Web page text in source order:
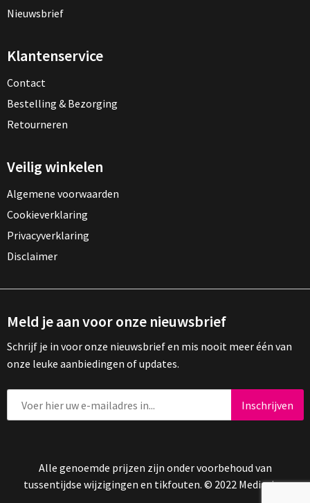
Nieuwsbrief
Klantenservice
Contact
Bestelling & Bezorging
Retourneren
Veilig winkelen
Algemene voorwaarden
Cookieverklaring
Privacyverklaring
Disclaimer
Meld je aan voor onze nieuwsbrief
Schrijf je in voor onze nieuwsbrief en mis nooit meer één van
onze leuke aanbiedingen of updates.
Alle genoemde prijzen zijn onder voorbehoud van
tussentijdse wijzigingen en tikfouten. © 2022 Mediasign